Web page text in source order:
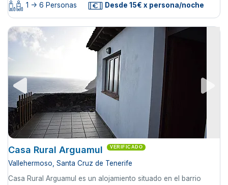
1 -> 6 Personas Desde 15€ x persona/noche
Casa Rural Arguamul VERIFICADO
Vallehermoso, Santa Cruz de Tenerife
Casa Rural Arguamul es un alojamiento situado en el barrio